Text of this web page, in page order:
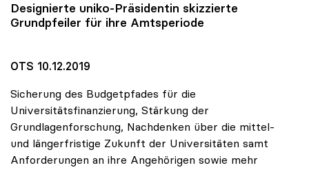
Designierte uniko-Präsidentin skizzierte
Grundpfeiler für ihre Amtsperiode
OTS 10.12.2019
Sicherung des Budgetpfades für die
Universitätsfinanzierung, Stärkung der
Grundlagenforschung, Nachdenken über die mittel-
und längerfristige Zukunft der Universitäten samt
Anforderungen an ihre Angehörigen sowie mehr